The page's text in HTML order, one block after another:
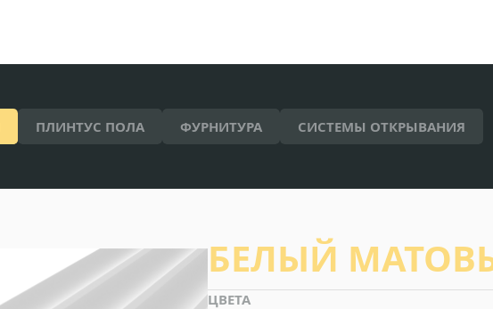
ПЛИНТУС ПОЛА ФУРНИТУРА СИСТЕМЫ ОТКРЫВАНИЯ
БЕЛЫЙ
ЦВЕТА